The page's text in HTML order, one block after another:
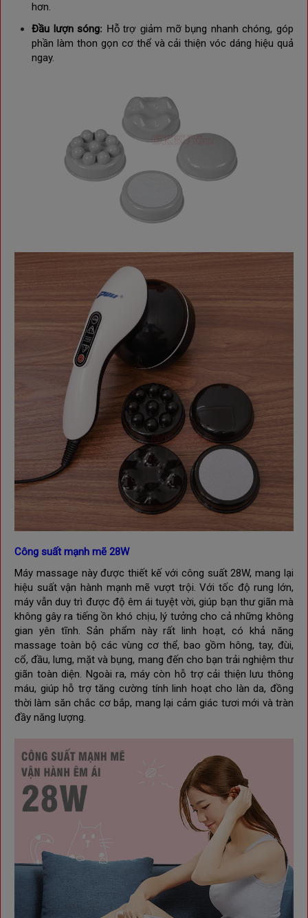
hơn.
Đầu lượn sóng: Hỗ trợ giảm mỡ bụng nhanh chóng, góp
phần làm thon gọn cơ thể và cải thiện vóc dáng hiệu quả
ngay.
Công suất mạnh mẽ 28W
Máy massage này được thiết kế với công suất 28W, mang lại
hiệu suất vận hành mạnh mẽ vượt trội. Với tốc độ rung lớn,
máy vẫn duy trì được độ êm ái tuyệt vời, giúp bạn thư giãn mà
không gây ra tiếng ồn khó chịu, lý tưởng cho cả những không
gian yên tĩnh. Sản phẩm này rất linh hoạt, có khả năng
massage toàn bộ các vùng cơ thể, bao gồm hông, tay, đùi,
cổ, đầu, lưng, mặt và bụng, mang đến cho bạn trải nghiệm thư
giãn toàn diện. Ngoài ra, máy còn hỗ trợ cải thiện lưu thông
máu, giúp hỗ trợ tăng cường tính linh hoạt cho làn da, đồng
thời làm săn chắc cơ bắp, mang lại cảm giác tươi mới và tràn
đầy năng lượng.